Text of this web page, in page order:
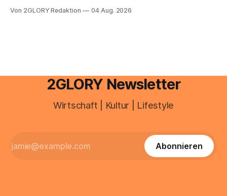
besitzt, loggt sich heute über das Vodafone E-Mail & Cloud
Von 2GLORY Redaktion 04 Aug. 2026
2GLORY Newsletter
Wirtschaft | Kultur | Lifestyle
Abonnieren